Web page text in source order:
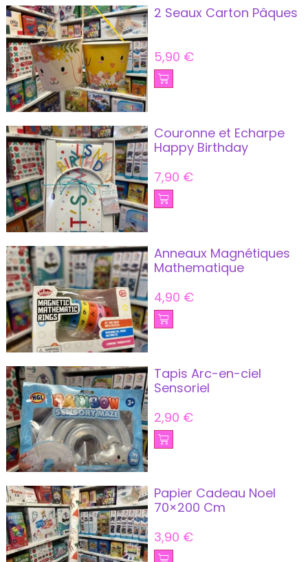
2 Seaux Carton Pâques
5,90 €
Couronne et Echarpe
Happy Birthday
7,90 €
Anneaux Magnétiques
Mathematique
4,90 €
Tapis Arc-en-ciel
Sensoriel
2,90 €
Papier Cadeau Noel
70×200 Cm
3,90 €